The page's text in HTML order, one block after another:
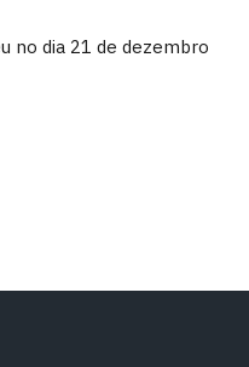
dia 21 de dezembro